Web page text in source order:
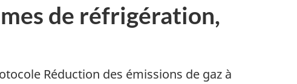
de réfrigération,
Réduction des émissions de gaz à